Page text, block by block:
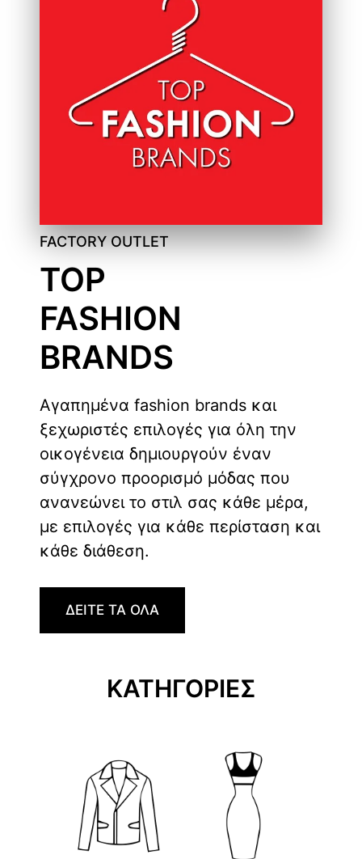
FACTORY OUTLET
TOP
FASHION
BRANDS
Αγαπημένα fashion brands και
ξεχωριστές επιλογές για όλη την
οικογένεια δημιουργούν έναν
σύγχρονο προορισμό μόδας που
ανανεώνει το στιλ σας κάθε μέρα,
με επιλογές για κάθε περίσταση και
κάθε διάθεση.
ΔΕΙΤΕ ΤΑ ΟΛΑ
ΚΑΤΗΓΟΡΙΕΣ